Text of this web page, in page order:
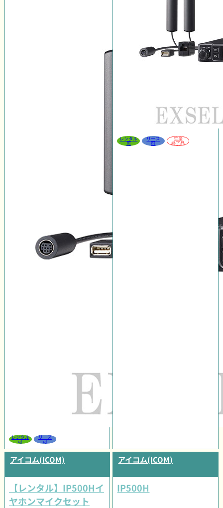
レンタル
可
リース
可
レンタル
可
リース
可
生産
終了品
アイコム(ICOM)
【レンタル】IP500Hイ
ヤホンマイクセット
アイコム(ICOM)
IP500H